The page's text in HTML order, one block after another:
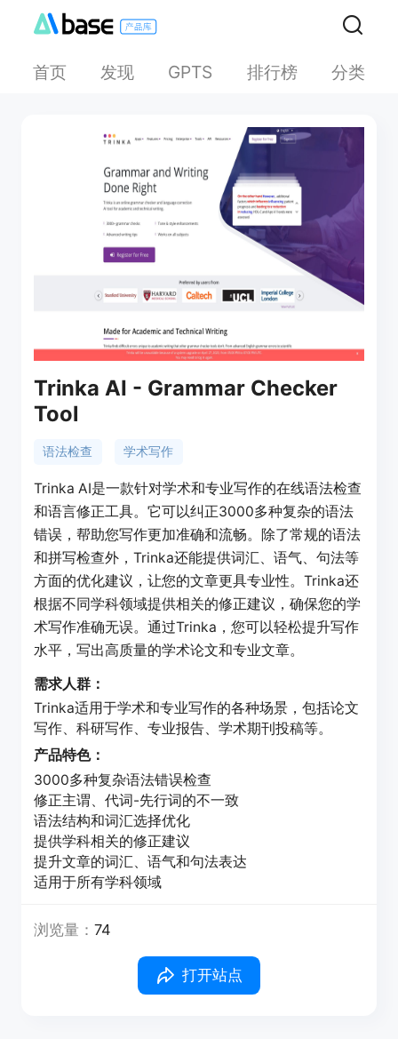
首页 发现 GPTS 排行榜 分类
Trinka AI - Grammar Checker
Tool
语法检查 学术写作
Trinka AI是一款针对学术和专业写作的在线语法检查
和语言修正工具。它可以纠正3000多种复杂的语法
错误，帮助您写作更加准确和流畅。除了常规的语法
和拼写检查外，Trinka还能提供词汇、语气、句法等
方面的优化建议，让您的文章更具专业性。Trinka还
根据不同学科领域提供相关的修正建议，确保您的学
术写作准确无误。通过Trinka，您可以轻松提升写作
水平，写出高质量的学术论文和专业文章。
需求人群：
Trinka适用于学术和专业写作的各种场景，包括论文
写作、科研写作、专业报告、学术期刊投稿等。
产品特色：
3000多种复杂语法错误检查
修正主谓、代词-先行词的不一致
语法结构和词汇选择优化
提供学科相关的修正建议
提升文章的词汇、语气和句法表达
适用于所有学科领域
浏览量：74
打开站点